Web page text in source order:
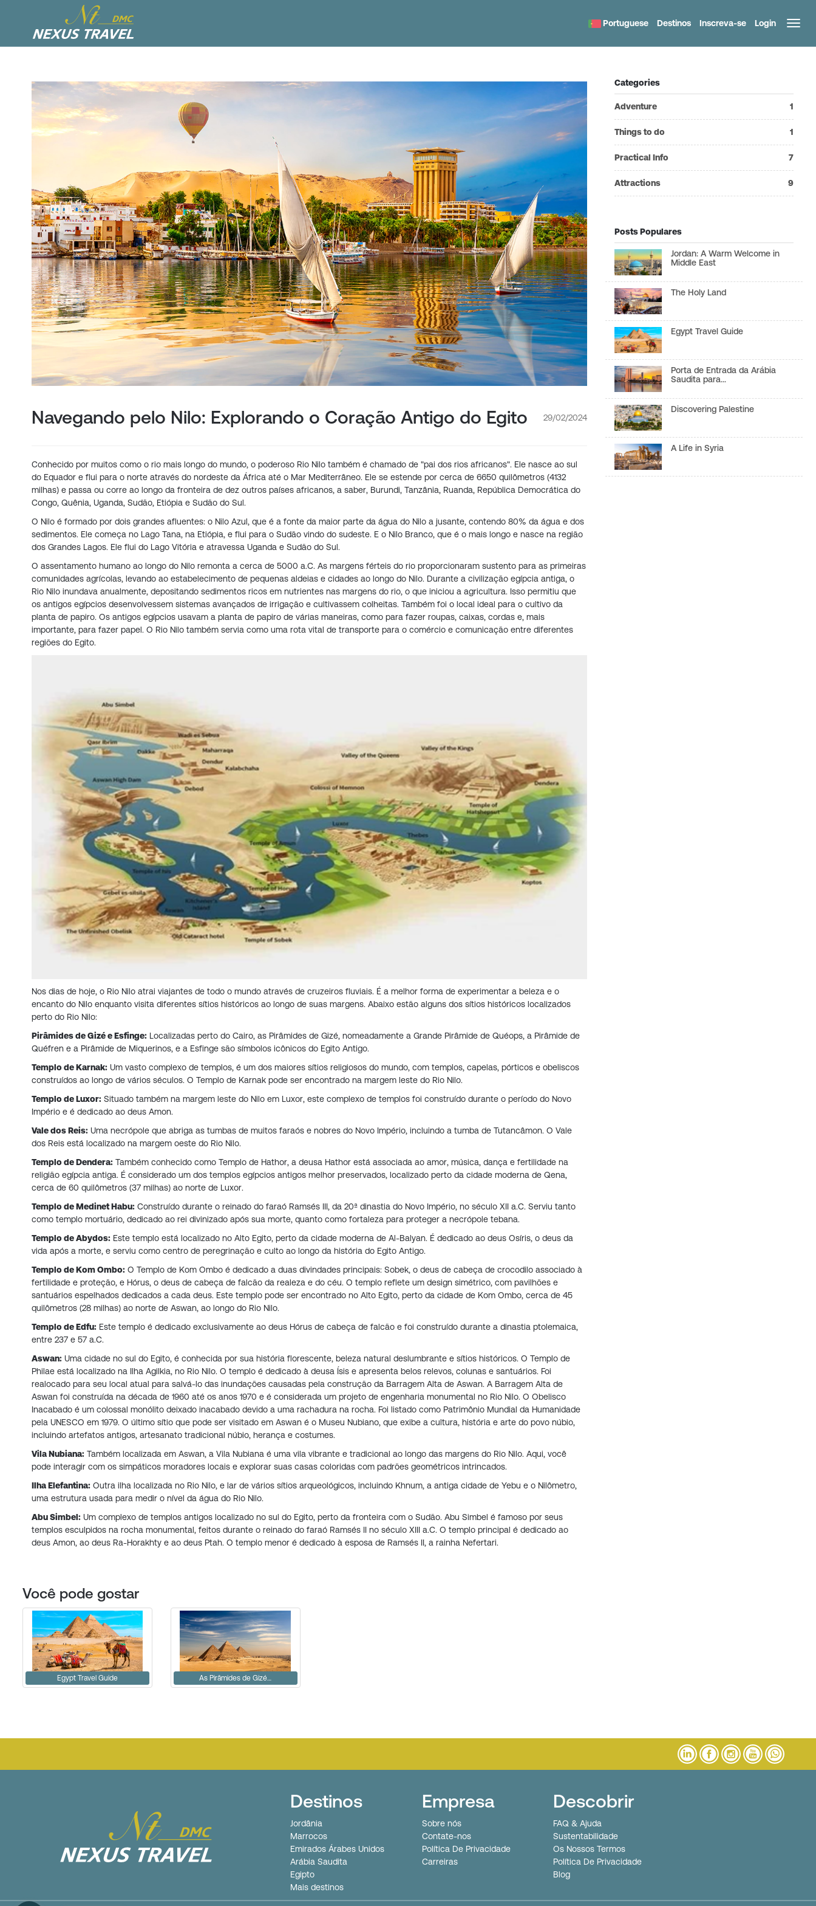
Portuguese Destinos Login
Inscreva-se
Navegando pelo Nilo: Explorando o Coração Antigo do Egito 29/02/2024
Conhecido por muitos como o rio mais longo do mundo, o poderoso Rio Nilo também é chamado de "pai dos rios africanos". Ele nasce ao sul
do Equador e flui para o norte através do nordeste da África até o Mar Mediterrâneo. Ele se estende por cerca de 6650 quilômetros (4132
milhas) e passa ou corre ao longo da fronteira de dez outros países africanos, a saber, Burundi, Tanzânia, Ruanda, República Democrática do
Congo, Quênia, Uganda, Sudão, Etiópia e Sudão do Sul.
O Nilo é formado por dois grandes afluentes: o Nilo Azul, que é a fonte da maior parte da água do Nilo a jusante, contendo 80% da água e dos
sedimentos. Ele começa no Lago Tana, na Etiópia, e flui para o Sudão vindo do sudeste. E o Nilo Branco, que é o mais longo e nasce na região
dos Grandes Lagos. Ele flui do Lago Vitória e atravessa Uganda e Sudão do Sul.
O assentamento humano ao longo do Nilo remonta a cerca de 5000 a.C. As margens férteis do rio proporcionaram sustento para as primeiras
comunidades agrícolas, levando ao estabelecimento de pequenas aldeias e cidades ao longo do Nilo. Durante a civilização egípcia antiga, o
Rio Nilo inundava anualmente, depositando sedimentos ricos em nutrientes nas margens do rio, o que iniciou a agricultura. Isso permitiu que
os antigos egípcios desenvolvessem sistemas avançados de irrigação e cultivassem colheitas. Também foi o local ideal para o cultivo da
planta de papiro. Os antigos egípcios usavam a planta de papiro de várias maneiras, como para fazer roupas, caixas, cordas e, mais
importante, para fazer papel. O Rio Nilo também servia como uma rota vital de transporte para o comércio e comunicação entre diferentes
regiões do Egito.
Nos dias de hoje, o Rio Nilo atrai viajantes de todo o mundo através de cruzeiros fluviais. É a melhor forma de experimentar a beleza e o
encanto do Nilo enquanto visita diferentes sítios históricos ao longo de suas margens. Abaixo estão alguns dos sítios históricos localizados
perto do Rio Nilo:
Pirâmides de Gizé e Esfinge: Localizadas perto do Cairo, as Pirâmides de Gizé, nomeadamente a Grande Pirâmide de Quéops, a Pirâmide de
Quéfren e a Pirâmide de Miquerinos, e a Esfinge são símbolos icônicos do Egito Antigo.
Templo de Karnak: Um vasto complexo de templos, é um dos maiores sítios religiosos do mundo, com templos, capelas, pórticos e obeliscos
construídos ao longo de vários séculos. O Templo de Karnak pode ser encontrado na margem leste do Rio Nilo.
Templo de Luxor: Situado também na margem leste do Nilo em Luxor, este complexo de templos foi construído durante o período do Novo
Império e é dedicado ao deus Amon.
Vale dos Reis: Uma necrópole que abriga as tumbas de muitos faraós e nobres do Novo Império, incluindo a tumba de Tutancâmon. O Vale
dos Reis está localizado na margem oeste do Rio Nilo.
Templo de Dendera: Também conhecido como Templo de Hathor, a deusa Hathor está associada ao amor, música, dança e fertilidade na
religião egípcia antiga. É considerado um dos templos egípcios antigos melhor preservados, localizado perto da cidade moderna de Qena,
cerca de 60 quilômetros (37 milhas) ao norte de Luxor.
Templo de Medinet Habu: Construído durante o reinado do faraó Ramsés III, da 20ª dinastia do Novo Império, no século XII a.C. Serviu tanto
como templo mortuário, dedicado ao rei divinizado após sua morte, quanto como fortaleza para proteger a necrópole tebana.
Templo de Abydos: Este templo está localizado no Alto Egito, perto da cidade moderna de Al-Balyan. É dedicado ao deus Osíris, o deus da
vida após a morte, e serviu como centro de peregrinação e culto ao longo da história do Egito Antigo.
Templo de Kom Ombo: O Templo de Kom Ombo é dedicado a duas divindades principais: Sobek, o deus de cabeça de crocodilo associado à
fertilidade e proteção, e Hórus, o deus de cabeça de falcão da realeza e do céu. O templo reflete um design simétrico, com pavilhões e
santuários espelhados dedicados a cada deus. Este templo pode ser encontrado no Alto Egito, perto da cidade de Kom Ombo, cerca de 45
quilômetros (28 milhas) ao norte de Aswan, ao longo do Rio Nilo.
Templo de Edfu: Este templo é dedicado exclusivamente ao deus Hórus de cabeça de falcão e foi construído durante a dinastia ptolemaica,
entre 237 e 57 a.C.
Aswan: Uma cidade no sul do Egito, é conhecida por sua história florescente, beleza natural deslumbrante e sítios históricos. O Templo de
Philae está localizado na Ilha Agilkia, no Rio Nilo. O templo é dedicado à deusa Ísis e apresenta belos relevos, colunas e santuários. Foi
realocado para seu local atual para salvá-lo das inundações causadas pela construção da Barragem Alta de Aswan. A Barragem Alta de
Aswan foi construída na década de 1960 até os anos 1970 e é considerada um projeto de engenharia monumental no Rio Nilo. O Obelisco
Inacabado é um colossal monólito deixado inacabado devido a uma rachadura na rocha. Foi listado como Patrimônio Mundial da Humanidade
pela UNESCO em 1979. O último sítio que pode ser visitado em Aswan é o Museu Nubiano, que exibe a cultura, história e arte do povo núbio,
incluindo artefatos antigos, artesanato tradicional núbio, herança e costumes.
Vila Nubiana: Também localizada em Aswan, a Vila Nubiana é uma vila vibrante e tradicional ao longo das margens do Rio Nilo. Aqui, você
pode interagir com os simpáticos moradores locais e explorar suas casas coloridas com padrões geométricos intrincados.
Ilha Elefantina: Outra ilha localizada no Rio Nilo, e lar de vários sítios arqueológicos, incluindo Khnum, a antiga cidade de Yebu e o Nilômetro,
uma estrutura usada para medir o nível da água do Rio Nilo.
Abu Simbel: Um complexo de templos antigos localizado no sul do Egito, perto da fronteira com o Sudão. Abu Simbel é famoso por seus
templos esculpidos na rocha monumental, feitos durante o reinado do faraó Ramsés II no século XIII a.C. O templo principal é dedicado ao
deus Amon, ao deus Ra-Horakhty e ao deus Ptah. O templo menor é dedicado à esposa de Ramsés II, a rainha Nefertari.
Você pode gostar
Egypt Travel Guide As Pirâmides de Gizé…
Categories
Adventure 1
Things to do 1
Practical Info 7
Attractions 9
Posts Populares
Jordan: A Warm Welcome in
Middle East
The Holy Land
Egypt Travel Guide
Porta de Entrada da Arábia
Saudita para…
Discovering Palestine
A Life in Syria
Destinos
Jordânia
Marrocos
Emirados Árabes Unidos
Arábia Saudita
Egipto
Mais destinos
Empresa
Sobre nós
Contate-nos
Política De Privacidade
Carreiras
Descobrir
FAQ & Ajuda
Sustentabilidade
Os Nossos Termos
Política De Privacidade
Blog